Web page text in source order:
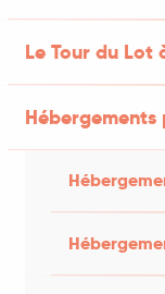
Le Tour du Lot